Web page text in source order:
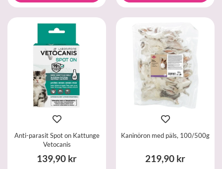
Anti-parasit Spot on Kattunge
Vetocanis
139,90 kr
Kaninöron med päls, 100/500g
219,90 kr